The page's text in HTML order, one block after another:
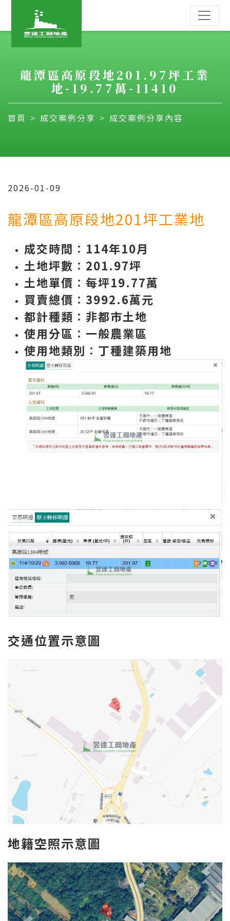
龍潭區高原段地201.97坪工業
地-19.77萬-11410
首頁 成交案例分享 成交案例分享內容
2026-01-09
龍潭區高原段地201坪工業地
成交時間 ∶114年10月
土地坪數 ∶201.97坪
土地單價 ∶每坪19.77萬
買賣總價 ∶3992.6萬元
都計種類 ∶非都市土地
使用分區 ∶一般農業區
使用地類別 ∶丁種建築用地
交通位置示意圖
地籍空照示意圖